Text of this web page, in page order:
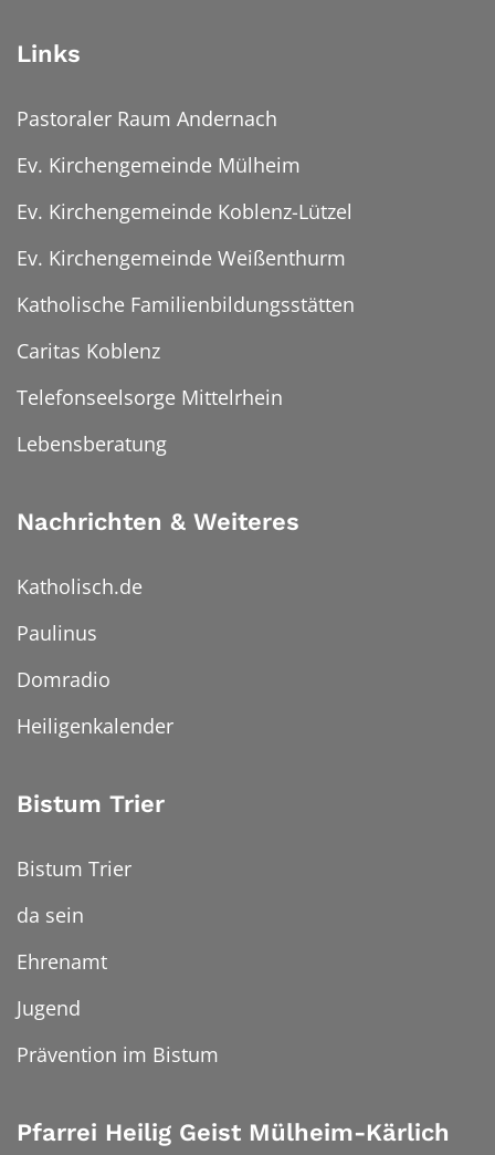
Links
Pastoraler Raum Andernach
Ev. Kirchengemeinde Mülheim
Ev. Kirchengemeinde Koblenz-Lützel
Ev. Kirchengemeinde Weißenthurm
Katholische Familienbildungsstätten
Caritas Koblenz
Telefonseelsorge Mittelrhein
Lebensberatung
Nachrichten & Weiteres
Katholisch.de
Paulinus
Domradio
Heiligenkalender
Bistum Trier
Bistum Trier
da sein
Ehrenamt
Jugend
Prävention im Bistum
Pfarrei Heilig Geist Mülheim-Kärlich